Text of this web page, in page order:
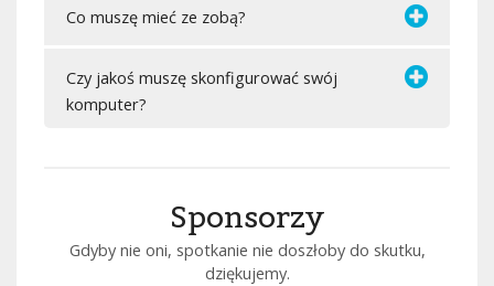
Co muszę mieć ze zobą?
Czy jakoś muszę skonfigurować swój
komputer?
Sponsorzy
Gdyby nie oni, spotkanie nie doszłoby do skutku,
dziękujemy.